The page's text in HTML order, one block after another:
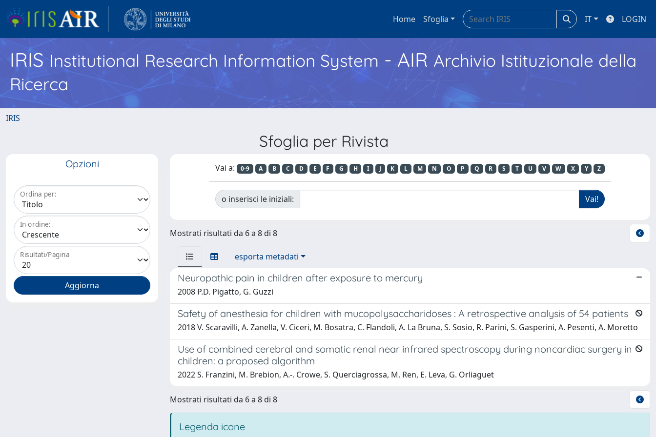
Home Sfoglia IT LOGIN
IRISInstitutional Research Information System - AIR Archivio Istituzionale della
Ricerca
IRIS
Sfoglia per Rivista
Opzioni
Ordina per:
In ordine:
Risultati/Pagina
Vai a: 0-9 A B C D E F G H I J K L M N O P Q R S T U V W X Y Z
o inserisci le iniziali:
Mostrati risultati da 6 a 8 di 8
esporta metadati
Neuropathic pain in children after exposure to mercury
2008 P.D. Pigatto, G. Guzzi
Safety of anesthesia for children with mucopolysaccharidoses : A retrospective analysis of 54 patients
2018 V. Scaravilli, A. Zanella, V. Ciceri, M. Bosatra, C. Flandoli, A. La Bruna, S. Sosio, R. Parini, S. Gasperini, A. Pesenti, A. Moretto
Use of combined cerebral and somatic renal near infrared spectroscopy during noncardiac surgery in
children: a proposed algorithm
2022 S. Franzini, M. Brebion, A.-. Crowe, S. Querciagrossa, M. Ren, E. Leva, G. Orliaguet
Mostrati risultati da 6 a 8 di 8
Legenda icone